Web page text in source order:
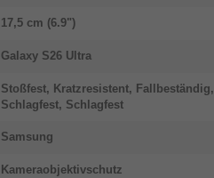
17,5 cm (6.9")
Galaxy S26 Ultra
Stoßfest, Kratzresistent, Fallbeständig,
Schlagfest, Schlagfest
Samsung
Kameraobjektivschutz